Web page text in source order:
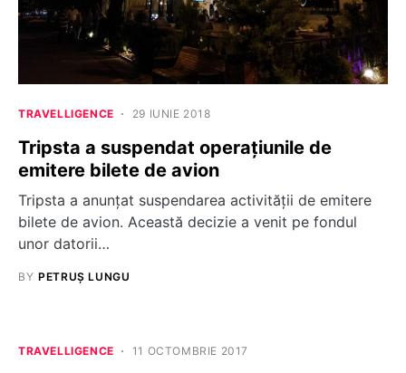
TRAVELLIGENCE 29 IUNIE 2018
Tripsta a suspendat operațiunile de
emitere bilete de avion
Tripsta a anunțat suspendarea activității de emitere
bilete de avion. Această decizie a venit pe fondul
unor datorii…
BY PETRUȘ LUNGU
TRAVELLIGENCE 11 OCTOMBRIE 2017